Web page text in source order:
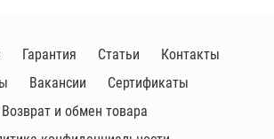
Гарантия Статьи
Контакты
Вакансии
Сертификаты
Возврат и обмен товара